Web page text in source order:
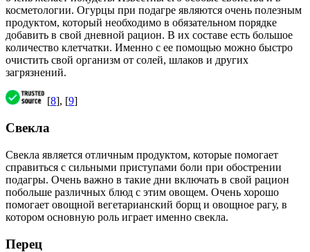
косметологии. Огурцы при подагре являются очень полезным
продуктом, который необходимо в обязательном порядке
добавить в свой дневной рацион. В их составе есть большое
количество клетчатки. Именно с ее помощью можно быстро
очистить свой организм от солей, шлаков и других
загрязнений.
[8], [9]
Свекла
Свекла является отличным продуктом, которые помогает
справиться с сильными приступами боли при обострении
подагры. Очень важно в такие дни включать в свой рацион
побольше различных блюд с этим овощем. Очень хорошо
помогает овощной вегетарианский борщ и овощное рагу, в
котором основную роль играет именно свекла.
Перец